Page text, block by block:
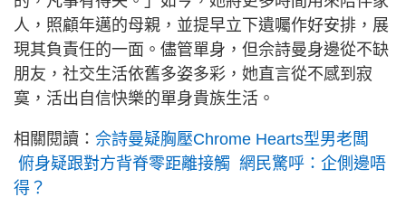
人，照顧年邁的母親，並提早立下遺囑作好安排，展
現其負責任的一面。儘管單身，但佘詩曼身邊從不缺
朋友，社交生活依舊多姿多彩，她直言從不感到寂
寞，活出自信快樂的單身貴族生活。
相關閱讀： 佘詩曼疑胸壓Chrome Hearts型男老闆
俯身疑跟對方背脊零距離接觸 網民驚呼：企側邊唔
得？